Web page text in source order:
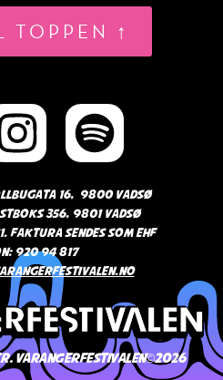
TOPPEN ↑
16, 9800 Vadsø
356, 9801 Vadsø
Faktura sendes som EHF
920 94 817
Varangerfestivalen©2026